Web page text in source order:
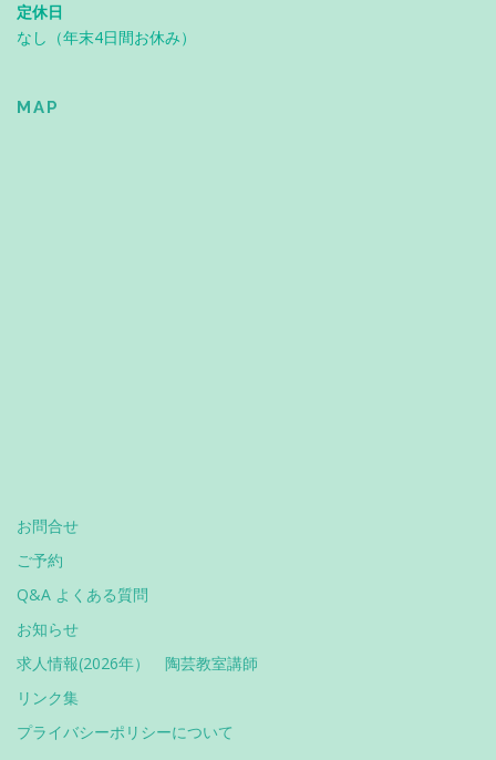
定休日
なし（年末4日間お休み）
MAP
お問合せ
ご予約
Q&A よくある質問
お知らせ
求人情報(2026年） 陶芸教室講師
リンク集
プライバシーポリシーについて